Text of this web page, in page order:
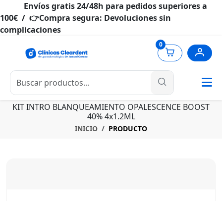
Envíos gratis 24/48h para pedidos superiores a
100€ / 👉Compra segura: Devoluciones sin
complicaciones
0
KIT INTRO BLANQUEAMIENTO OPALESCENCE BOOST
40% 4x1.2ML
INICIO PRODUCTO